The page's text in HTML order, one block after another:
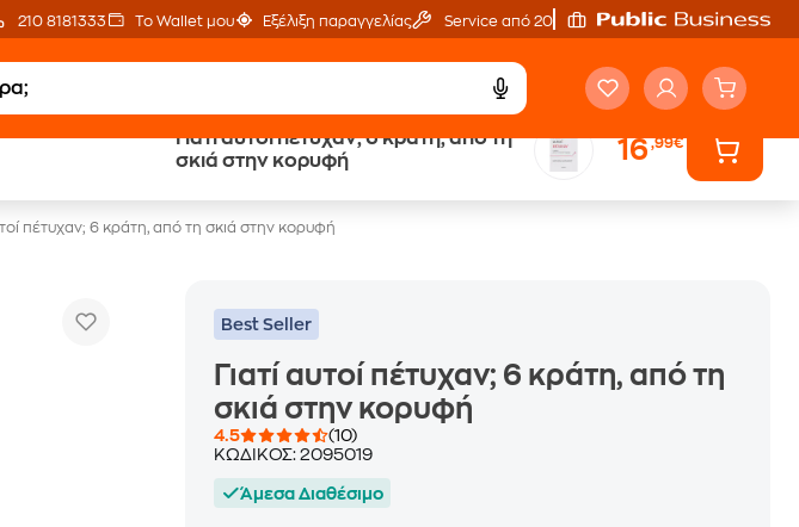
210 8181333 Το Wallet μου Εξέλιξη παραγγελίας Service από 20'
Γιατί αυτοί πέτυχαν; 6 κράτη, από τη
σκιά στην κορυφή
16,99€
Δωρεάν Μεταφορικά
πέτυχαν; 6 κράτη, από τη σκιά στην κορυφή
Best Seller
Γιατί αυτοί πέτυχαν; 6 κράτη, από τη
σκιά στην κορυφή
4.5
(10)
ΚΩΔΙΚΟΣ:2095019
Άμεσα Διαθέσιμο